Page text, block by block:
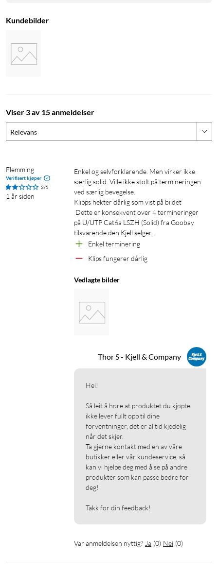
Kundebilder
Viser 3 av 15 anmeldelser
Relevans
Flemming
Verifisert kjøper
2/5
1 år siden
Enkel og selvforklarende. Men virker ikke
særlig solid. Ville ikke stolt på termineringen
ved særlig bevegelse.
Klipps hekter dårlig som vist på bildet
på U/UTP Cat6a LSZH (Solid) fra Goobay
tilsvarende den Kjell selger.
Enkel terminering
Klips fungerer dårlig
Vedlagte bilder
Thor S - Kjell & Company
Hei!
Så leit å høre at produktet du kjøpte
ikke lever fullt opp til dine
forventninger, det er alltid kjedelig
når det skjer.
Ta gjerne kontakt med en av våre
butikker eller vår kundeservice, så
kan vi hjelpe deg med å se på andre
produkter som kan passe bedre for
deg!
Takk for din feedback!
Var anmeldelsen nyttig? Ja (0) Nei (0)